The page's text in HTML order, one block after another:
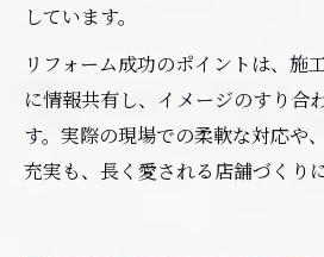
しています。
リフォーム成功のポイントは、施
に情報共有し、イメージのすり合
す。実際の現場での柔軟な対応や
充実も、長く愛される店舗づくり